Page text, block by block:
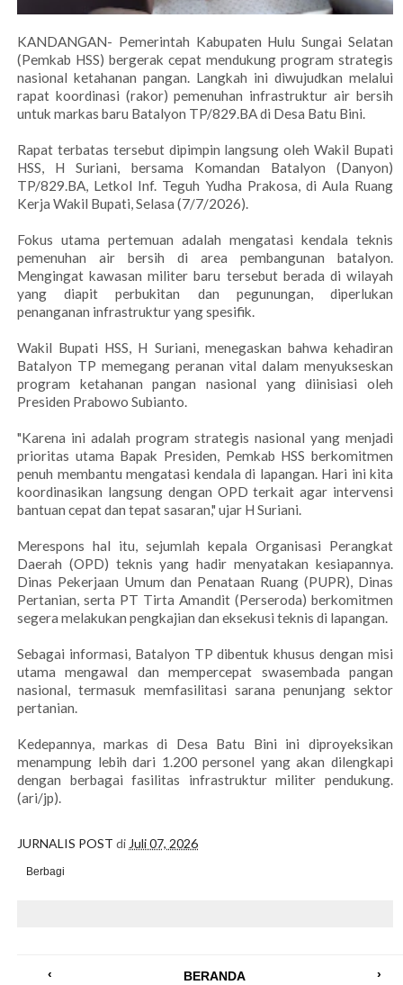
KANDANGAN- Pemerintah Kabupaten Hulu Sungai Selatan
(Pemkab HSS) bergerak cepat mendukung program strategis
nasional ketahanan pangan. Langkah ini diwujudkan melalui
rapat koordinasi (rakor) pemenuhan infrastruktur air bersih
untuk markas baru Batalyon TP/829.BA di Desa Batu Bini.
Rapat terbatas tersebut dipimpin langsung oleh Wakil Bupati
HSS, H Suriani, bersama Komandan Batalyon (Danyon)
TP/829.BA, Letkol Inf. Teguh Yudha Prakosa, di Aula Ruang
Kerja Wakil Bupati, Selasa (7/7/2026).
Fokus utama pertemuan adalah mengatasi kendala teknis
pemenuhan air bersih di area pembangunan batalyon.
Mengingat kawasan militer baru tersebut berada di wilayah
yang diapit perbukitan dan pegunungan, diperlukan
penanganan infrastruktur yang spesifik.
Wakil Bupati HSS, H Suriani, menegaskan bahwa kehadiran
Batalyon TP memegang peranan vital dalam menyukseskan
program ketahanan pangan nasional yang diinisiasi oleh
Presiden Prabowo Subianto.
"Karena ini adalah program strategis nasional yang menjadi
prioritas utama Bapak Presiden, Pemkab HSS berkomitmen
penuh membantu mengatasi kendala di lapangan. Hari ini kita
koordinasikan langsung dengan OPD terkait agar intervensi
bantuan cepat dan tepat sasaran," ujar H Suriani.
Merespons hal itu, sejumlah kepala Organisasi Perangkat
Daerah (OPD) teknis yang hadir menyatakan kesiapannya.
Dinas Pekerjaan Umum dan Penataan Ruang (PUPR), Dinas
Pertanian, serta PT Tirta Amandit (Perseroda) berkomitmen
segera melakukan pengkajian dan eksekusi teknis di lapangan.
Sebagai informasi, Batalyon TP dibentuk khusus dengan misi
utama mengawal dan mempercepat swasembada pangan
nasional, termasuk memfasilitasi sarana penunjang sektor
pertanian.
Kedepannya, markas di Desa Batu Bini ini diproyeksikan
menampung lebih dari 1.200 personel yang akan dilengkapi
dengan berbagai fasilitas infrastruktur militer pendukung.
(ari/jp).
JURNALIS POST di Juli 07, 2026
Berbagi
‹ ›
BERANDA